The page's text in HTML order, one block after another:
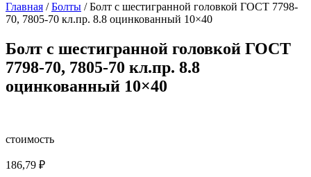
Главная /Болты / Болт с шестигранной головкой ГОСТ 7798-
70, 7805-70 кл.пр. 8.8 оцинкованный 10×40
Болт с шестигранной головкой ГОСТ
7798-70, 7805-70 кл.пр. 8.8
оцинкованный 10×40
стоимость
186,79 ₽